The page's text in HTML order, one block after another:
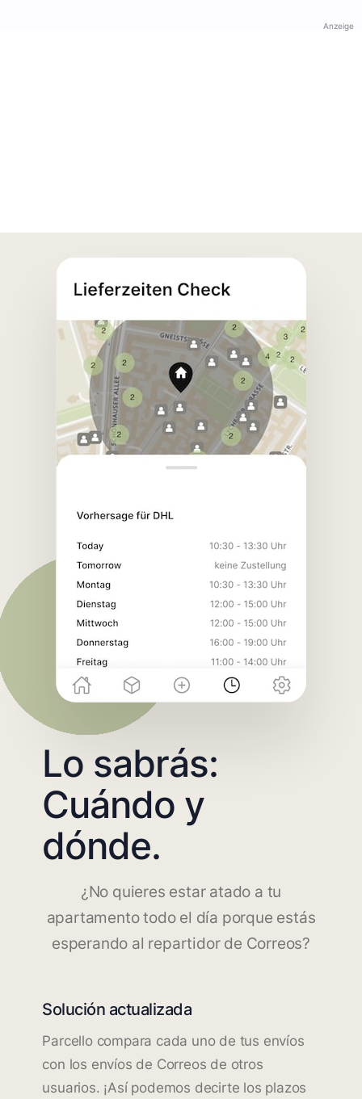
Anzeige
Lo sabrás:
Cuándo y
dónde.
¿No quieres estar atado a tu
apartamento todo el día porque estás
esperando al repartidor de Correos?
Solución actualizada
Parcello compara cada uno de tus envíos
con los envíos de Correos de otros
usuarios. ¡Así podemos decirte los plazos